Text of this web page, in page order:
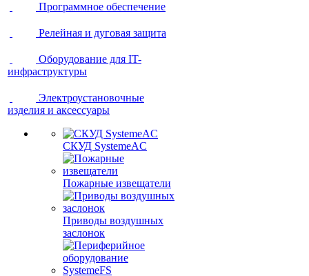
Программное обеспечение
Релейная и дуговая защита
Оборудование для IT-
инфраструктуры
Электроустановочные
изделия и аксессуары
СКУД SystemeAC
Пожарные извещатели
Приводы воздушных
заслонок